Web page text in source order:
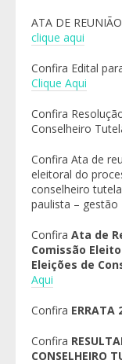
ATA DE
clique aqui
Confira Edital
Clique Aqui
Confira
Conselheiro
Confira Ata de
eleitoral do
conselheiro
paulista – gestão
Confira Ata de
Comissão
Eleições de
Aqui
Confira ERRATA
Confira
CONSELHEIRO